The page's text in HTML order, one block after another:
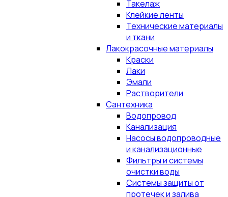
Такелаж
Клейкие ленты
Технические материалы
и ткани
Лакокрасочные материалы
Краски
Лаки
Эмали
Растворители
Сантехника
Водопровод
Канализация
Насосы водопроводные
и канализационные
Фильтры и системы
очистки воды
Системы защиты от
протечек и залива